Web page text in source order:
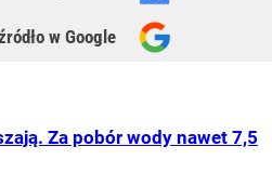
w Google
Za pobór wody nawet 7,5